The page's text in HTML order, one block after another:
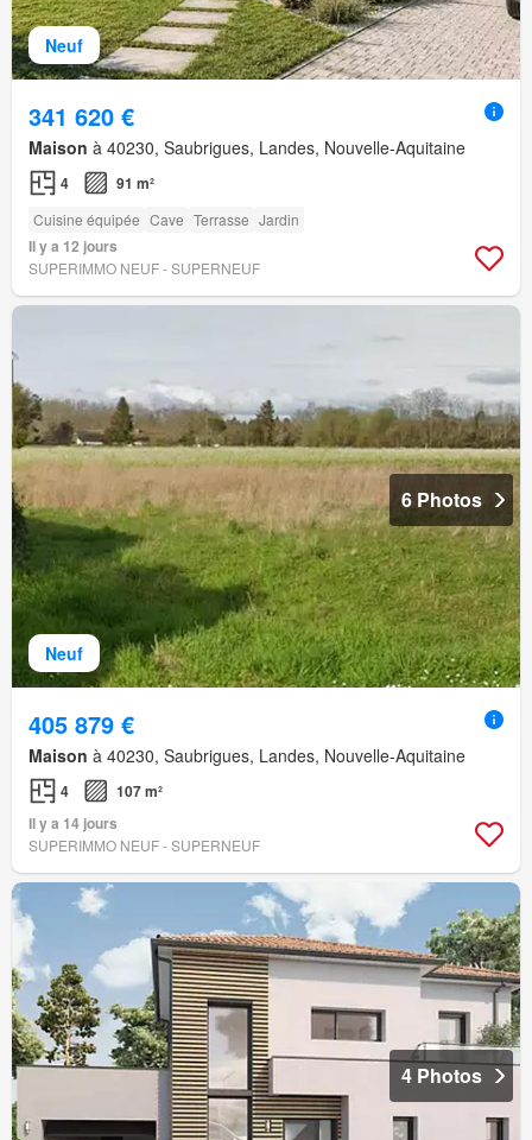
Neuf
341 620 €
Maison à 40230, Saubrigues, Landes, Nouvelle-Aquitaine
4 91 m²
Cuisine équipée Cave Terrasse Jardin
Il y a 12 jours
SUPERIMMO NEUF - SUPERNEUF
Neuf
6 Photos
405 879 €
Maison à 40230, Saubrigues, Landes, Nouvelle-Aquitaine
4
107 m²
Il y a 14 jours
SUPERIMMO NEUF - SUPERNEUF
4 Photos